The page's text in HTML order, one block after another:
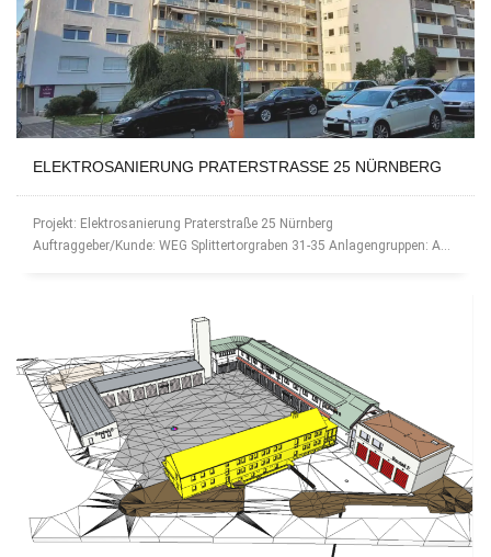
ELEKTROSANIERUNG PRATERSTRASSE 25 NÜRNBERG
Projekt: Elektrosanierung Praterstraße 25 Nürnberg
Auftraggeber/Kunde: WEG Splittertorgraben 31-35 Anlagengruppen: A...